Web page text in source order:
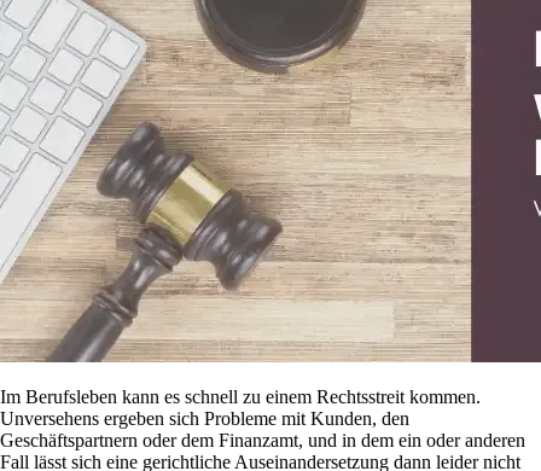
Im Berufsleben kann es schnell zu einem Rechtsstreit kommen.
Unversehens ergeben sich Probleme mit Kunden, den
Geschäftspartnern oder dem Finanzamt, und in dem ein oder anderen
Fall lässt sich eine gerichtliche Auseinandersetzung dann leider nicht